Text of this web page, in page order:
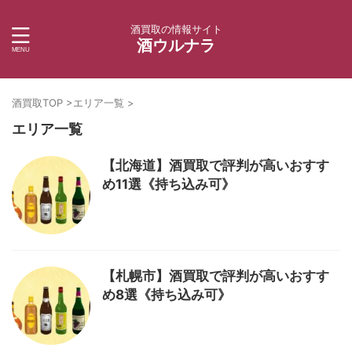
酒買取の情報サイト
酒ウルナラ
酒買取TOP >エリア一覧 >
エリア一覧
【北海道】酒買取で評判が高いおすす
め11選《持ち込み可》
【札幌市】酒買取で評判が高いおすす
め8選《持ち込み可》